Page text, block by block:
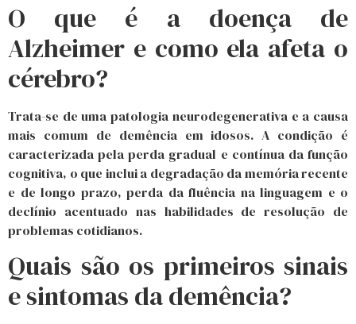
O que é a doença de
Alzheimer e como ela afeta o
cérebro?
Trata-se de uma patologia neurodegenerativa e a causa
mais comum de demência em idosos. A condição é
caracterizada pela perda gradual e contínua da função
cognitiva, o que inclui a degradação da memória recente
e de longo prazo, perda da fluência na linguagem e o
declínio acentuado nas habilidades de resolução de
problemas cotidianos.
Quais são os primeiros sinais
e sintomas da demência?